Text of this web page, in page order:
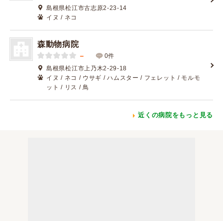
島根県松江市古志原2-23-14
イヌ / ネコ
森動物病院
－
0件
島根県松江市上乃木2-29-18
イヌ / ネコ / ウサギ / ハムスター / フェレット / モルモ
ット / リス / 鳥
近くの病院をもっと見る